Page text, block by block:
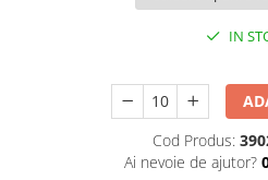
IN
Cod Produs:
Ai nevoie de ajutor?